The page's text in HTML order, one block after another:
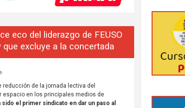
eco del liderazgo de FEUSO
excluye a la concertada
reducción de la jornada lectiva del
en los principales medios de
sido el primer sindicato en dar un paso al